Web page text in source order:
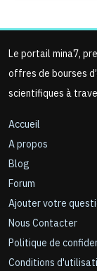
Le portail mina7,
offres de bourses
scientifiques à
Accueil
A propos
Blog
Forum
Ajouter votre
Nous Contacter
Politique de
Conditions